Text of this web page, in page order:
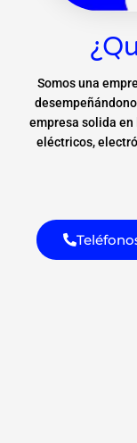
Somos una
empresa solida
eléctricos,